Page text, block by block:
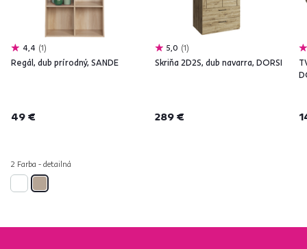
4,4 1
Regál, dub prírodný, SANDE
49 €
2 Farba - detailná
5,0 1
Skriňa 2D2S, dub navarra, DORSI
289 €